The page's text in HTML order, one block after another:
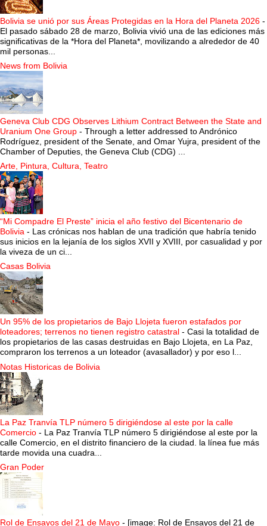
Bolivia se unió por sus Áreas Protegidas en la Hora del Planeta 2026 -
El pasado sábado 28 de marzo, Bolivia vivió una de las ediciones más
significativas de la *Hora del Planeta*, movilizando a alrededor de 40
mil personas...
News from Bolivia
Geneva Club CDG Observes Lithium Contract Between the State and
Uranium One Group - Through a letter addressed to Andrónico
Rodríguez, president of the Senate, and Omar Yujra, president of the
Chamber of Deputies, the Geneva Club (CDG) ...
Arte, Pintura, Cultura, Teatro
“Mi Compadre El Preste” inicia el año festivo del Bicentenario de
Bolivia - Las crónicas nos hablan de una tradición que habría tenido
sus inicios en la lejanía de los siglos XVII y XVIII, por casualidad y por
la viveza de un ci...
Casas Bolivia
Un 95% de los propietarios de Bajo Llojeta fueron estafados por
loteadores; terrenos no tienen registro catastral - Casi la totalidad de
los propietarios de las casas destruidas en Bajo Llojeta, en La Paz,
compraron los terrenos a un loteador (avasallador) y por eso l...
Notas Historicas de Bolivia
La Paz Tranvía TLP número 5 dirigiéndose al este por la calle
Comercio - La Paz Tranvía TLP número 5 dirigiéndose al este por la
calle Comercio, en el distrito financiero de la ciudad. la línea fue más
tarde movida una cuadra...
Gran Poder
Rol de Ensayos del 21 de Mayo - [image: Rol de Ensayos del 21 de